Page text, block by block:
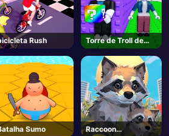
Rush
Torre de Troll de
Blocos da Sorte -
Roblox
Sumo
Raccoon